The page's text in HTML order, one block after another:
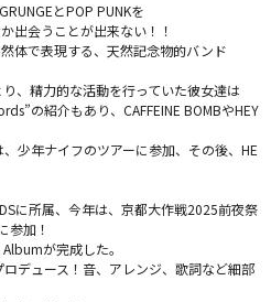
とPOP PUNKを
出会うことが出来ない！！
体で表現する、天然記念物的バンド
り、精力的な活動を行っていた彼女達は
の紹介もあり、CAFFEINE BOMBやHEY
少年ナイフのツアーに参加、その後、HE
に所属、今年は、京都大作戦2025前夜祭
参加！
が完成した。
ロデュース！音、アレンジ、歌詞など細部